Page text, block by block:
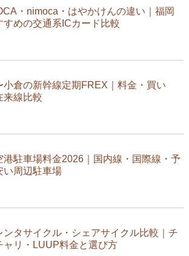
・nimoca・はやかけんの違い｜福岡
すめの交通系ICカード比較
小倉の新幹線定期FREX｜料金・買い
来線比較
港駐車場料金2026｜国内線・国際線・予
い周辺駐車場
ンタサイクル・シェアサイクル比較｜チ
ャリ・LUUP料金と選び方